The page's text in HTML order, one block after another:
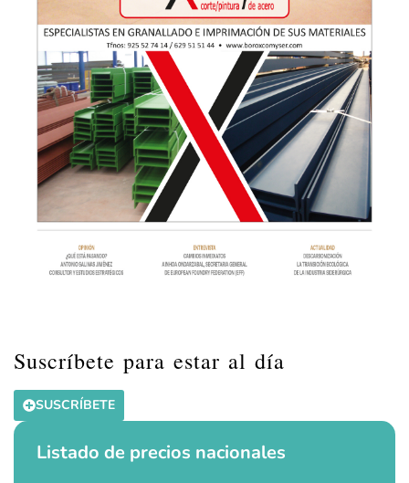
Suscríbete para estar al día
SUSCRÍBETE
Listado de precios nacionales